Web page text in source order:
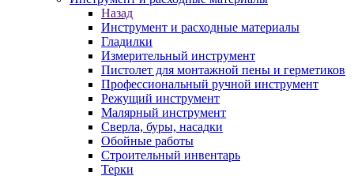
Назад
Инструмент и расходные материалы
Гладилки
Измерительный инструмент
Пистолет для монтажной пены и герметиков
Профессиональный ручной инструмент
Режущий инструмент
Малярный инструмент
Сверла, буры, насадки
Обойные работы
Строительный инвентарь
Терки